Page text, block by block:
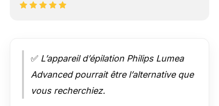
✅ L’appareil d’épilation Philips Lumea
Advanced pourrait être l’alternative que
vous recherchiez.